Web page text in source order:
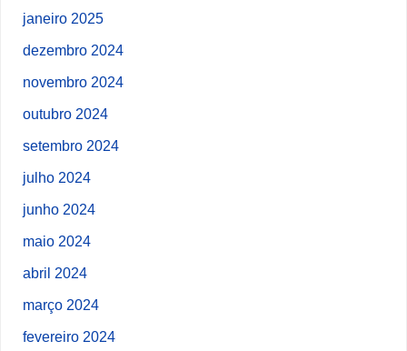
janeiro 2025
dezembro 2024
novembro 2024
outubro 2024
setembro 2024
julho 2024
junho 2024
maio 2024
abril 2024
março 2024
fevereiro 2024